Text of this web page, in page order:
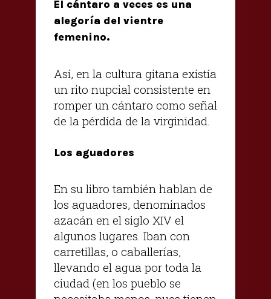
El cántaro a veces es una
alegoría del vientre
femenino.
Así, en la cultura gitana existía
un rito nupcial consistente en
romper un cántaro como señal
de la pérdida de la virginidad.
Los aguadores
En su libro también hablan de
los aguadores, denominados
azacán en el siglo XIV el
algunos lugares. Iban con
carretillas, o caballerías,
llevando el agua por toda la
ciudad (en los pueblo se